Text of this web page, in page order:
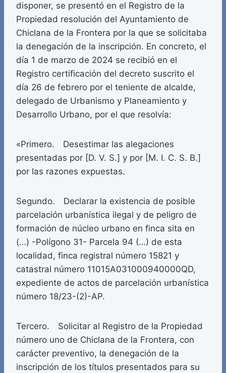
disponer, se presentó en el Registro de la
Propiedad resolución del Ayuntamiento de
Chiclana de la Frontera por la que se solicitaba
la denegación de la inscripción. En concreto, el
día 1 de marzo de 2024 se recibió en el
Registro certificación del decreto suscrito el
día 26 de febrero por el teniente de alcalde,
delegado de Urbanismo y Planeamiento y
Desarrollo Urbano, por el que resolvía:
«Primero. Desestimar las alegaciones
presentadas por [D. V. S.] y por [M. I. C. S. B.]
por las razones expuestas.
Segundo. Declarar la existencia de posible
parcelación urbanística ilegal y de peligro de
formación de núcleo urbano en finca sita en
(…) -Polígono 31- Parcela 94 (…) de esta
localidad, finca registral número 15821 y
catastral número 11015A031000940000QD,
expediente de actos de parcelación urbanística
número 18/23-(2)-AP.
Tercero. Solicitar al Registro de la Propiedad
número uno de Chiclana de la Frontera, con
carácter preventivo, la denegación de la
inscripción de los títulos presentados para su